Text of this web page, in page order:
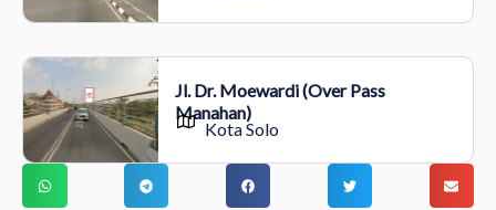
Jl. Dr. Moewardi (Over Pass
Manahan)
Kota Solo